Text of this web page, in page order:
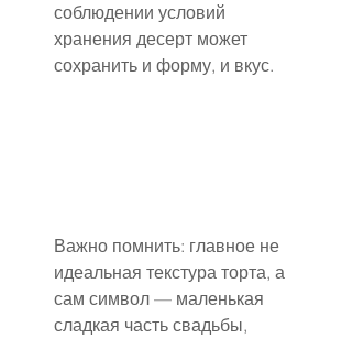
соблюдении условий
хранения десерт может
сохранить и форму, и вкус.
Важно помнить: главное не
идеальная текстура торта, а
сам символ — маленькая
сладкая часть свадьбы,